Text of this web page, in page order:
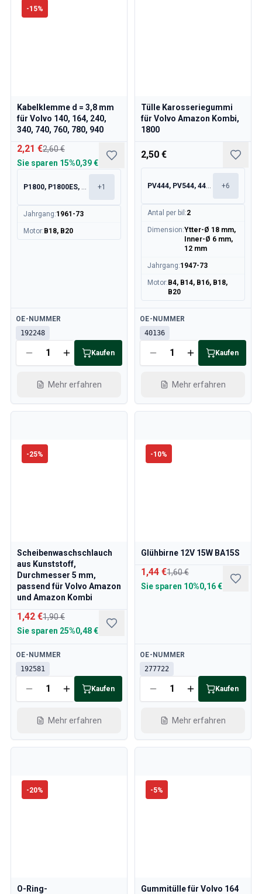
-15%
Kabelklemme d = 3,8 mm
für Volvo 140, 164, 240,
340, 740, 760, 780, 940
2,21 €2,60 €
Sie sparen 15%0,39 €
P1800, P1800ES, 240, 260 +1
Jahrgang:1961-73
Motor: B18, B20
Verfügbar
OE-NUMMER
192248
Kaufen
Mehr erfahren
Tülle Karosseriegummi
für Volvo Amazon Kombi,
1800
2,50 €
PV444, PV544, 445, 210 +6
Antal per bil :2
Dimension:Ytter-Ø 18 mm,
Inner-Ø 6 mm,
12 mm
Jahrgang:1947-73
Motor: B4, B14, B16, B18,
B20
Verfügbar
OE-NUMMER
40136
Kaufen
Mehr erfahren
-25%
Scheibenwaschschlauch
aus Kunststoff,
Durchmesser 5 mm,
passend für Volvo Amazon
und Amazon Kombi
1,42 €1,90 €
Sie sparen 25%0,48 €
Verfügbar
OE-NUMMER
192581
Kaufen
Mehr erfahren
-10%
Glühbirne 12V 15W BA15S
1,44 €1,60 €
Sie sparen 10%0,16 €
Verfügbar
OE-NUMMER
277722
Kaufen
Mehr erfahren
-20%
O-Ring-
-5%
Gummitülle für Volvo 164